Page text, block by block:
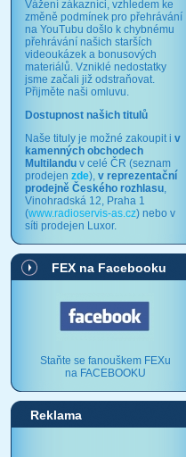
Vážení zákazníci, vzhledem ke
změně podmínek pro přehrávání
na YouTubu došlo k chybnému
přehrávání našich starších
videoukázek a bonusových
materiálů. Vzniklé nedostatky
jsme začali již odstraňovat.
Přijměte naši omluvu.
Dostupnost našich titulů
Naše tituly je možné zakoupit i v
kamenných obchodech
Multilandu v celé ČR (seznam
prodejen zde), v reprezentační
prodejně Českého rozhlasu,
Vinohradská 12, Praha 1
(www.radioservis-as.cz) nebo v
síti prodejen Luxor.
FEX na Facebooku
Staňte se fanouškem FEXu
na FACEBOOKU
Reklama